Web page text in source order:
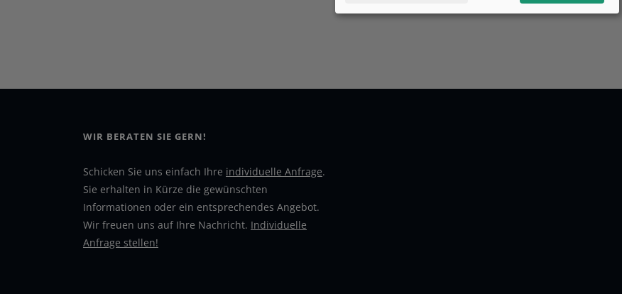
WIR BERATEN SIE GERN!
Schicken Sie uns einfach Ihre individuelle Anfrage.
Sie erhalten in Kürze die gewünschten
Informationen oder ein entsprechendes Angebot.
Wir freuen uns auf Ihre Nachricht. Individuelle
Anfrage stellen!